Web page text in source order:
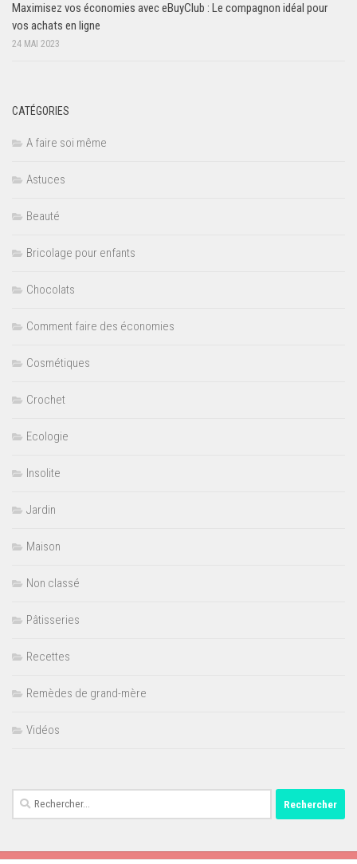
Maximisez vos économies avec eBuyClub : Le compagnon idéal pour
vos achats en ligne
24 MAI 2023
CATÉGORIES
A faire soi même
Astuces
Beauté
Bricolage pour enfants
Chocolats
Comment faire des économies
Cosmétiques
Crochet
Ecologie
Insolite
Jardin
Maison
Non classé
Pâtisseries
Recettes
Remèdes de grand-mère
Vidéos
Rechercher :